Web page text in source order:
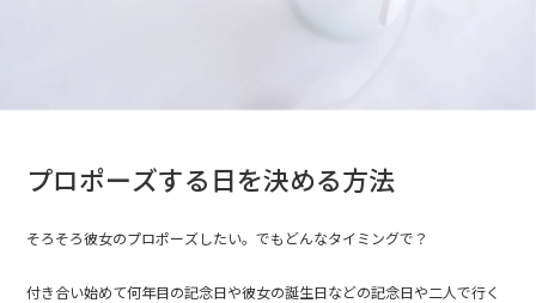
プロポーズする日を決める方法
そろそろ彼女のプロポーズしたい。でもどんなタイミングで？
付き合い始めて何年目の記念日や彼女の誕生日などの記念日や二人で行く